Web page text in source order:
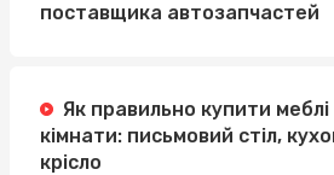
поставщика автозапчастей
Як правильно купити
кімнати: письмовий стіл,
крісло